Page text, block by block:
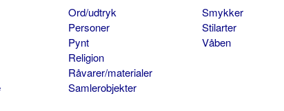
Ord/udtryk
Personer
Pynt
Religion
Råvarer/materialer
Samlerobjekter
Smykker
Stilarter
Våben